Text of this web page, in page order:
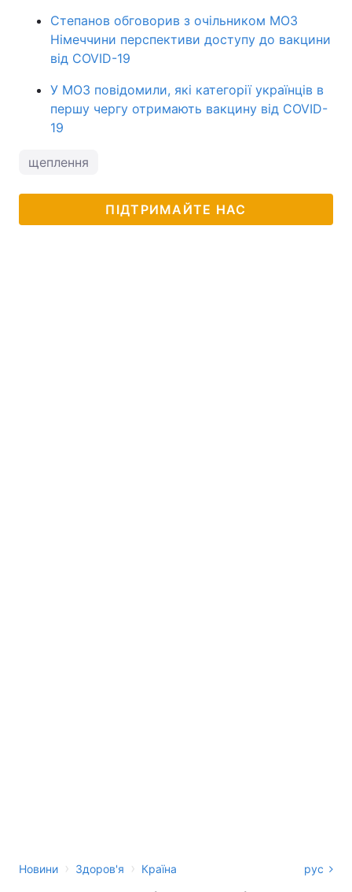
Степанов обговорив з очільником МОЗ
Німеччини перспективи доступу до вакцини
від COVID-19
У МОЗ повідомили, які категорії українців в
першу чергу отримають вакцину від COVID-
19
щеплення
ПІДТРИМАЙТЕ НАС
Новини › Здоров'я › Країна рус